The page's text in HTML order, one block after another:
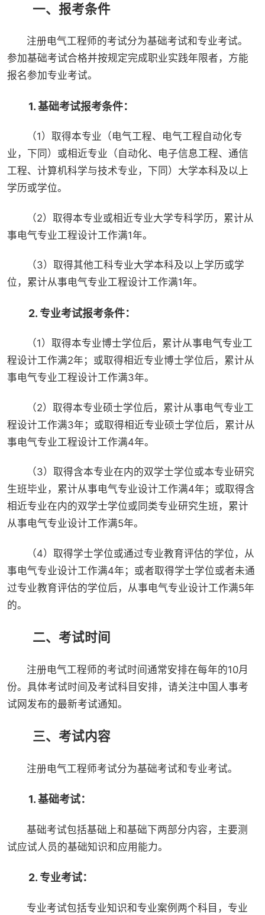
一、报考条件
注册电气工程师的考试分为基础考试和专业考试。
参加基础考试合格并按规定完成职业实践年限者，方能
报名参加专业考试。
1. 基础考试报考条件：
（1）取得本专业（电气工程、电气工程自动化专
业，下同）或相近专业（自动化、电子信息工程、通信
工程、计算机科学与技术专业，下同）大学本科及以上
学历或学位。
（2）取得本专业或相近专业大学专科学历，累计从
事电气专业工程设计工作满1年。
（3）取得其他工科专业大学本科及以上学历或学
位，累计从事电气专业工程设计工作满1年。
2. 专业考试报考条件：
（1）取得本专业博士学位后，累计从事电气专业工
程设计工作满2年；或取得相近专业博士学位后，累计从
事电气专业工程设计工作满3年。
（2）取得本专业硕士学位后，累计从事电气专业工
程设计工作满3年；或取得相近专业硕士学位后，累计从
事电气专业工程设计工作满4年。
（3）取得含本专业在内的双学士学位或本专业研究
生班毕业，累计从事电气专业设计工作满4年；或取得含
相近专业在内的双学士学位或同类专业研究生班，累计
从事电气专业设计工作满5年。
（4）取得学士学位或通过专业教育评估的学位，从
事电气专业设计工作满4年；或者取得学士学位或者未通
过专业教育评估的学位后，从事电气专业设计工作满5年
的。
二、考试时间
注册电气工程师的考试时间通常安排在每年的10月
份。具体考试时间及考试科目安排，请关注中国人事考
试网发布的最新考试通知。
三、考试内容
注册电气工程师考试分为基础考试和专业考试。
1. 基础考试：
基础考试包括基础上和基础下两部分内容，主要测
试应试人员的基础知识和应用能力。
2. 专业考试：
专业考试包括专业知识和专业案例两个科目，专业